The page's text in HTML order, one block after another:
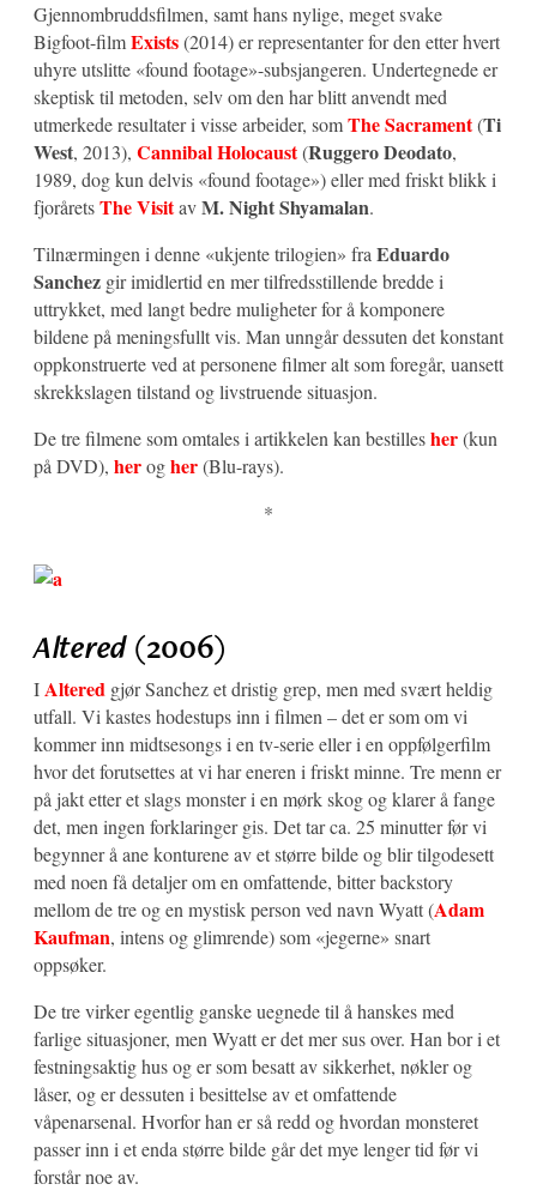
Gjennombruddsfilmen, samt hans nylige, meget svake
Bigfoot-filmExists(2014) er representanter for den etter hvert
uhyre utslitte «found footage»-subsjangeren. Undertegnede er
skeptisk til metoden, selv om den har blitt anvendt med
utmerkede resultater i visse arbeider, somThe Sacrament(Ti
West, 2013), Cannibal Holocaust(Ruggero Deodato,
1989, dog kun delvis «found footage») eller med friskt blikk i
fjoråretsThe VisitavM. Night Shyamalan.
Tilnærmingen i denne «ukjente trilogien» fraEduardo
Sanchez gir imidlertid en mer tilfredsstillende bredde i
uttrykket, med langt bedre muligheter for å komponere
bildene på meningsfullt vis. Man unngår dessuten det konstant
oppkonstruerte ved at personene filmer alt som foregår, uansett
skrekkslagen tilstand og livstruende situasjon.
De tre filmene som omtales i artikkelen kan bestillesher(kun
på DVD), herogher(Blu-rays).
*
Altered (2006)
IAltered gjør Sanchez et dristig grep, men med svært heldig
utfall. Vi kastes hodestups inn i filmen – det er som om vi
kommer inn midtsesongs i en tv-serie eller i en oppfølgerfilm
hvor det forutsettes at vi har eneren i friskt minne. Tre menn er
på jakt etter et slags monster i en mørk skog og klarer å fange
det, men ingen forklaringer gis. Det tar ca. 25 minutter før vi
begynner å ane konturene av et større bilde og blir tilgodesett
med noen få detaljer om en omfattende, bitter backstory
mellom de tre og en mystisk person ved navn Wyatt (Adam
Kaufman, intens og glimrende) som «jegerne» snart
oppsøker.
De tre virker egentlig ganske uegnede til å hanskes med
farlige situasjoner, men Wyatt er det mer sus over. Han bor i et
festningsaktig hus og er som besatt av sikkerhet, nøkler og
låser, og er dessuten i besittelse av et omfattende
våpenarsenal. Hvorfor han er så redd og hvordan monsteret
passer inn i et enda større bilde går det mye lenger tid før vi
forstår noe av.